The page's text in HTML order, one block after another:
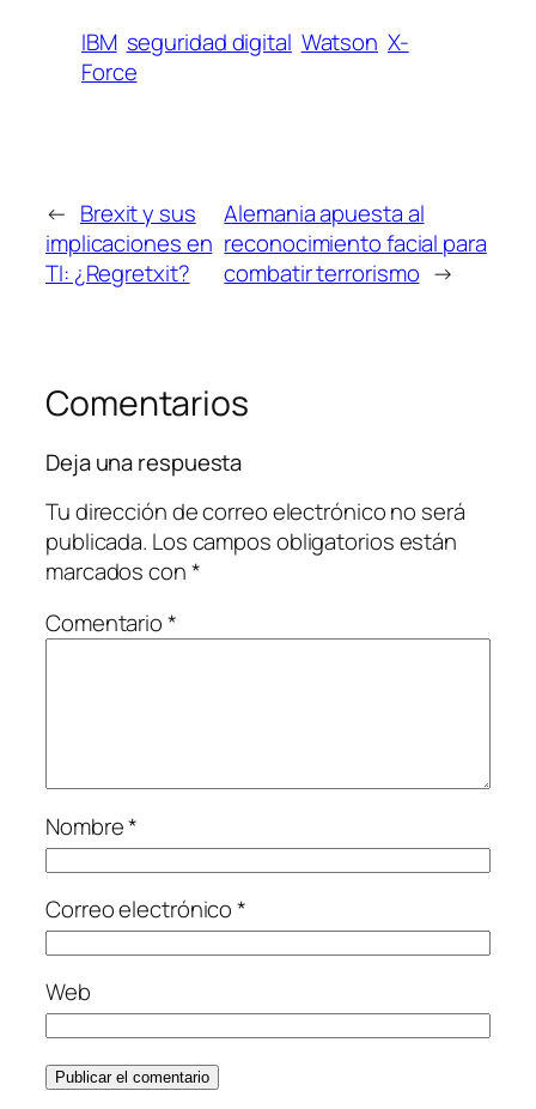
IBM seguridad digital Watson X-
Force
← Brexit y sus
implicaciones en
TI: ¿Regretxit?
Alemania apuesta al
reconocimiento facial para
combatir terrorismo →
Comentarios
Deja una respuesta
Tu dirección de correo electrónico no será
publicada. Los campos obligatorios están
marcados con*
Comentario*
Nombre*
Correo electrónico*
Web